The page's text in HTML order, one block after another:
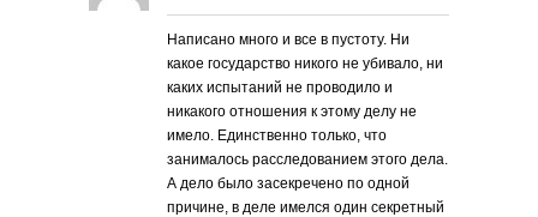
Написано много и все в пустоту. Ни
какое государство никого не убивало, ни
каких испытаний не проводило и
никакого отношения к этому делу не
имело. Единственно только, что
занималось расследованием этого дела.
А дело было засекречено по одной
причине, в деле имелся один секретный